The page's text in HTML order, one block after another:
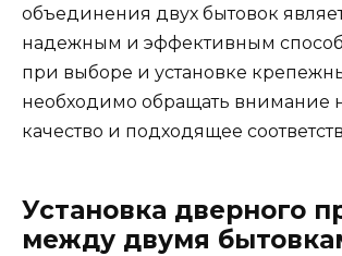
объединения двух бытовок
надежным и эффективным
при выборе и установке
необходимо обращать внимание
качество и подходящее
Установка дверного
между двумя